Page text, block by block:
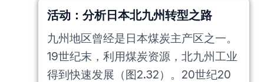
活动：分析日本北九州转型之路
九州地区曾经是日本煤炭主产区之一。
19世纪末，利用煤炭资源，北九州工业
得到快速发展（图2.32）。20世纪20